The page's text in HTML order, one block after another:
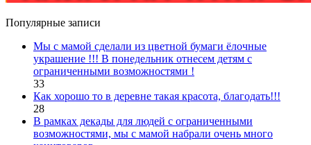
Популярные записи
Мы с мамой сделали из цветной бумаги ёлочные
украшение !!! В понедельник отнесем детям с
ограниченными возможностями !
33
Как хорошо то в деревне такая красота, благодать!!!
28
В рамках декады для людей с ограниченными
возможностями, мы с мамой набрали очень много